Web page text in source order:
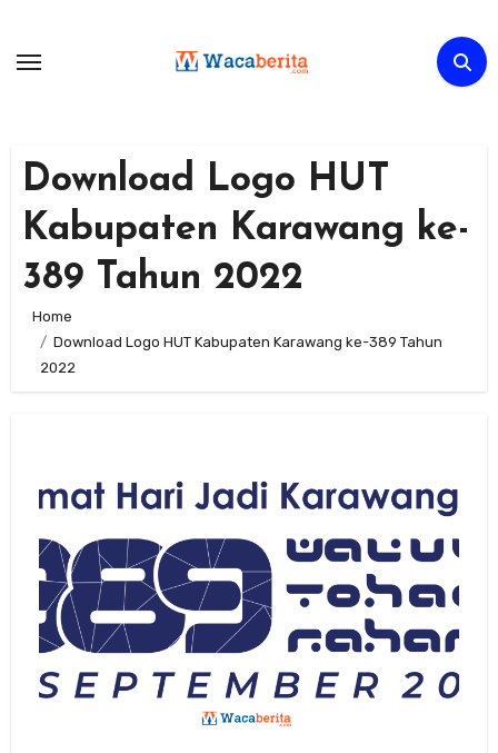
content
Download Logo HUT
Kabupaten Karawang ke-
389 Tahun 2022
Home
Download Logo HUT Kabupaten Karawang ke-389 Tahun
2022